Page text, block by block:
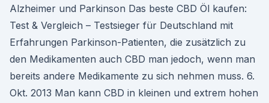
Alzheimer und Parkinson Das beste CBD Öl kaufen:
Test & Vergleich – Testsieger für Deutschland mit
Erfahrungen Parkinson-Patienten, die zusätzlich zu
den Medikamenten auch CBD man jedoch, wenn man
bereits andere Medikamente zu sich nehmen muss. 6.
Okt. 2013 Man kann CBD in kleinen und extrem hohen